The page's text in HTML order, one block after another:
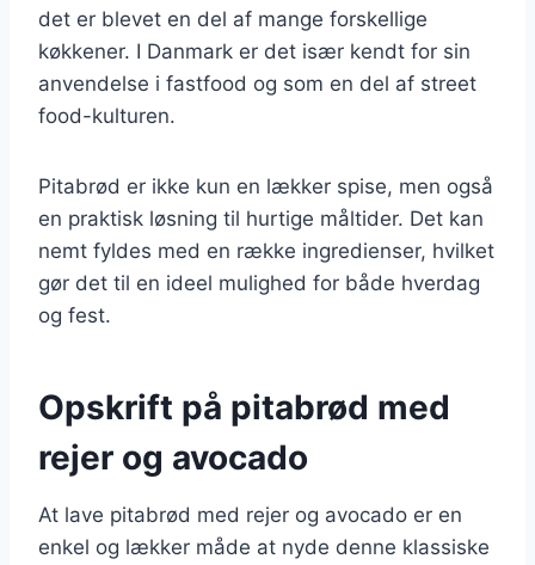
det er blevet en del af mange forskellige
køkkener. I Danmark er det især kendt for sin
anvendelse i fastfood og som en del af street
food-kulturen.
Pitabrød er ikke kun en lækker spise, men også
en praktisk løsning til hurtige måltider. Det kan
nemt fyldes med en række ingredienser, hvilket
gør det til en ideel mulighed for både hverdag
og fest.
Opskrift på pitabrød med
rejer og avocado
At lave pitabrød med rejer og avocado er en
enkel og lækker måde at nyde denne klassiske